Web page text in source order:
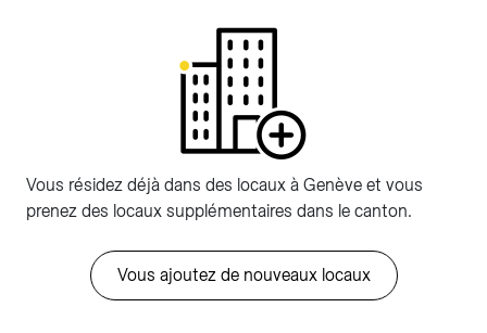
Vous résidez déjà dans des locaux à Genève et vous
prenez des locaux supplémentaires dans le canton.
Vous ajoutez de nouveaux locaux